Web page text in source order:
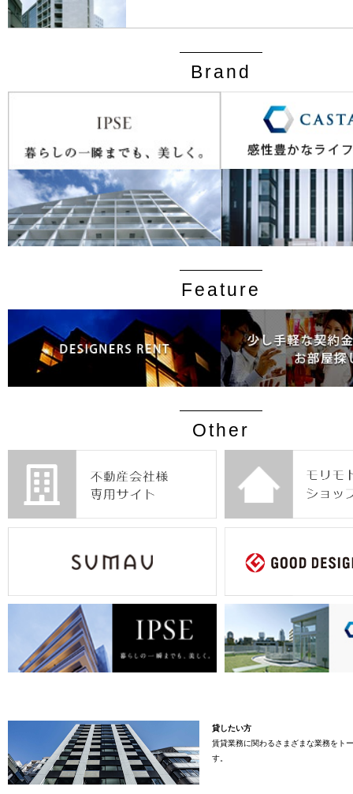
Brand
Feature
Other
貸したい方
賃貸業務に関わるさまざまな業務をト
す。